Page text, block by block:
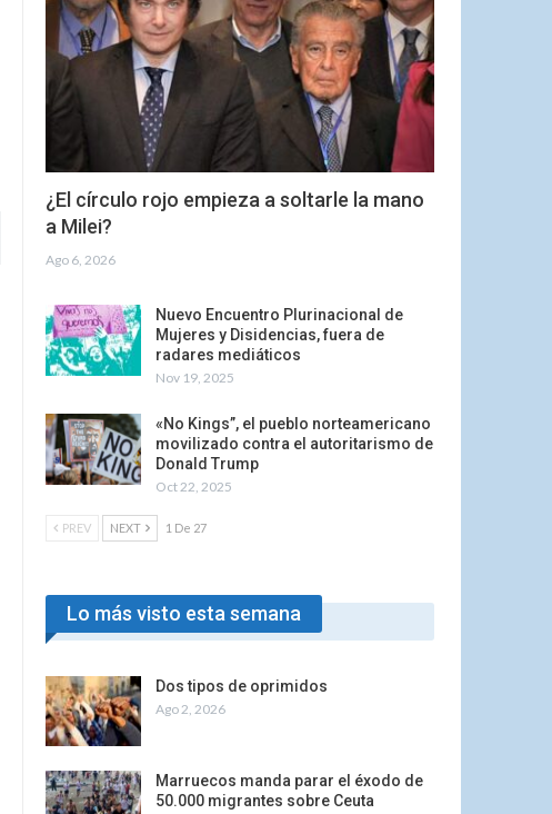
¿El círculo rojo empieza a soltarle la mano
a Milei?
Ago 6, 2026
Nuevo Encuentro Plurinacional de
Mujeres y Disidencias, fuera de
radares mediáticos
Nov 19, 2025
«No Kings”, el pueblo norteamericano
movilizado contra el autoritarismo de
Donald Trump
Oct 22, 2025
PREV NEXT 1 De 27
Lo más visto esta semana
Dos tipos de oprimidos
Ago 2, 2026
Marruecos manda parar el éxodo de
50.000 migrantes sobre Ceuta